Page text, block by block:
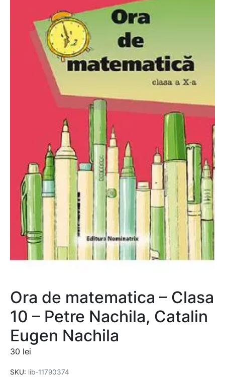
Ora de matematica – Clasa
10 – Petre Nachila, Catalin
Eugen Nachila
30 lei
SKU: lib-11790374